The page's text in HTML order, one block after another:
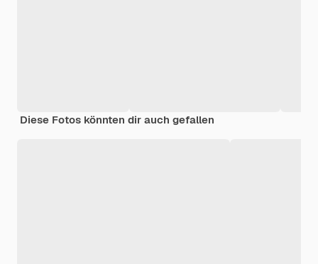
Diese Fotos könnten dir auch gefallen